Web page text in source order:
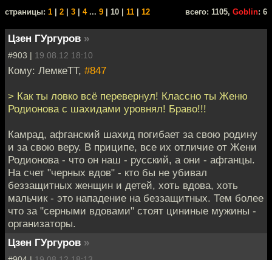
cтраницы: 1 2 3 4... 9 | 10 | 11 12 всего: 1105, Goblin: 6
Цзен ГУргуров »
#903 | 19.08.12 18:10
Кому: ЛемкеТТ, #847
> Как ты ловко всё перевернул! Классно ты Женю
Родионова с шахидами уровнял! Браво!!!
Камрад, афганский шахид погибает за свою родину
и за свою веру. В приципе, все их отличие от Жени
Родионова - что он наш - русский, а они - афганцы.
На счет "черных вдов" - кто бы не убивал
беззащитных женщин и детей, хоть вдова, хоть
мальчик - это нападение на беззащитных. Тем более
что за "серными вдовами" стоят цининые мужины -
организаторы.
Цзен ГУргуров »